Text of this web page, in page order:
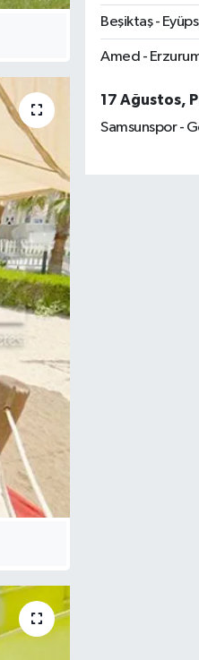
Beşiktaş -
Amed -
17 Ağustos,
Samsunspor -